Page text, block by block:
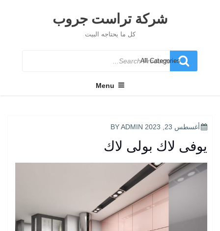
شركة تراست جروب
كل ما يحتاجه البيت
Search
for
Menu
POSTED
أغسطس 23, 2023 ADMIN
يوفى لاك بولى لاك